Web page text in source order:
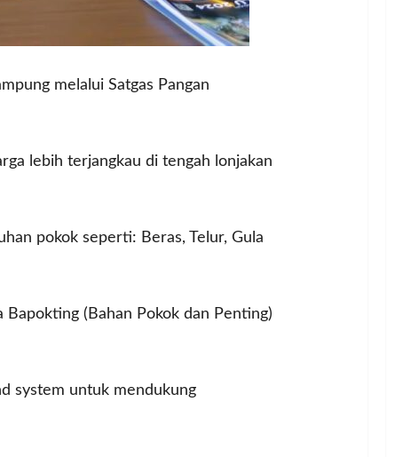
melalui Satgas Pangan
lebih terjangkau di tengah lonjakan
pokok seperti: Beras, Telur, Gula
(Bahan Pokok dan Penting)
system untuk mendukung